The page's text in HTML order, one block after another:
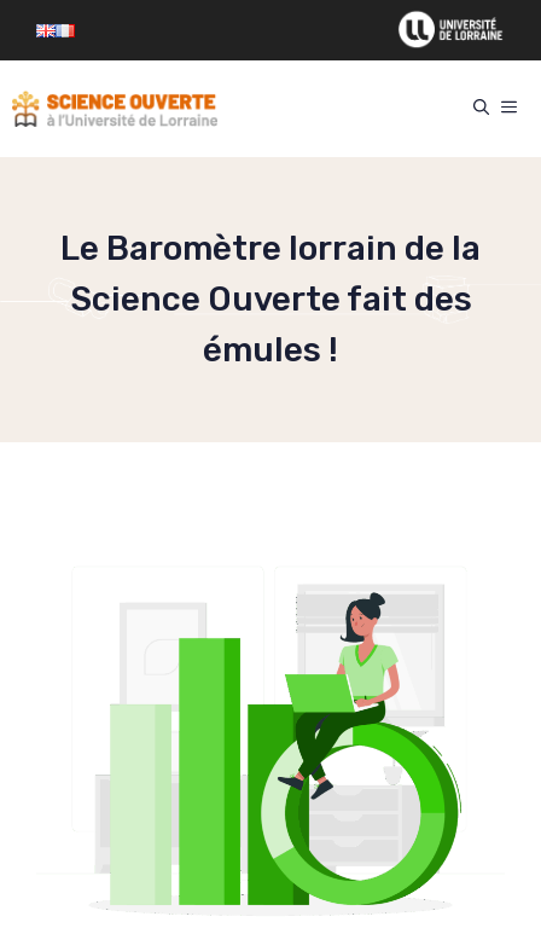
Le Baromètre lorrain de la
Science Ouverte fait des
émules !